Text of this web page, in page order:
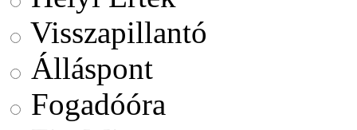
Visszapillantó
Álláspont
Fogadóóra